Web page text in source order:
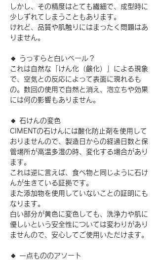
しかし、その精度はとても繊細で、成型時に
少しずれてしまうこともあります。
けれど、品質や肌触りにはまったく問題はあ
りません。
🔹 うっすらと白いベール？
これは自然な「けん化（鹸化）」による現象
で、空気との反応によって表面に現れるも
の。数回の使用で自然と消え、泡立ちや効果
には何の影響もありません。
🔹 石けんの変色
CIMENTの石けんには酸化防止剤を使用して
おりませんので、製造日からの経過日数と保
管場所が高温多湿の時、変化する場合があり
ます。
これは逆に言えば、食べ物と同じように石け
んが生きている証拠です。
また添加物を使用していないことの証明にも
なります。
白い部分が黄色に変色しても、洗浄力や肌に
優しいという安全性については変わりがあり
ませんので、安心してご使用いただけます。
🔹 一点もののアソート